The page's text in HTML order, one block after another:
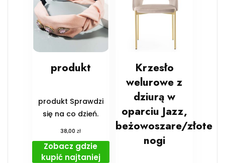
produkt
produkt Sprawdzi
się na co dzień.
38,00zł
Zobacz gdzie
kupić najtaniej
Krzesło
welurowe z
dziurą w
oparciu Jazz,
beżowoszare/złote
nogi